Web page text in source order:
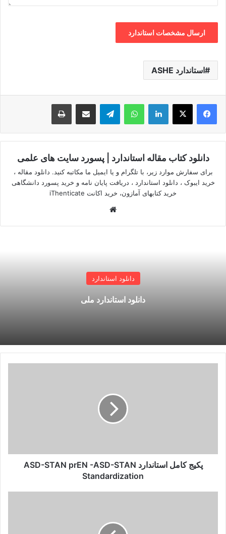
استاندارد ASHE
لینکدین واتس آپ تلگرام اشتراک گذاری از طریق ایمیل چاپ
دانلود کتاب مقاله استاندارد | پسورد سایت های علمی
برای سفارش موارد زیر، با تلگرام و یا ایمیل ما مکاتبه کنید. دانلود مقاله ،
خرید ایبوک ، دانلود استاندارد ، دریافت پایان نامه و خرید پسورد دانشگاهی
خرید کتابهای آمازون، خرید اکانت iThenticate
دانلود استاندارد
دانلود استاندارد ملی
STAN
Standardization
پکیج کامل استاندارد ASD-STAN prEN -ASD-STAN
Standardization